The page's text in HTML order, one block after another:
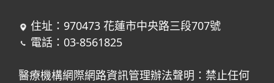
住址：970473 花蓮市中央路三段707號
電話：03-8561825
醫療機構網際網路資訊管理辦法聲明：禁止任何